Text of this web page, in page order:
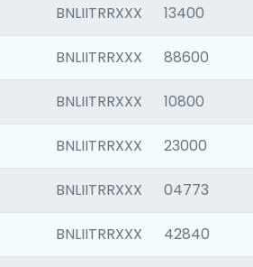
BNLIITRRXXX 13400
BNLIITRRXXX 88600
BNLIITRRXXX 10800
BNLIITRRXXX 23000
BNLIITRRXXX 04773
BNLIITRRXXX 42840